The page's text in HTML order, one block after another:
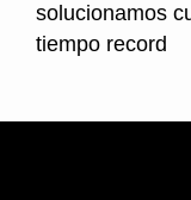
solucionamos
tiempo record